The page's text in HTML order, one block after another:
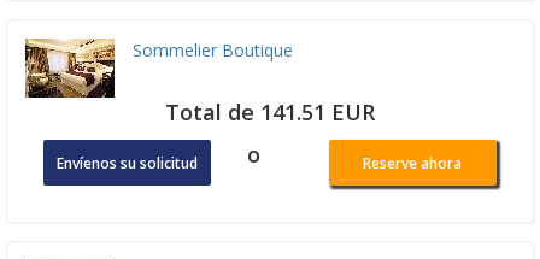
Sommelier Boutique
Total de 141.51 EUR
Envíenos su solicitud o Reserve ahora